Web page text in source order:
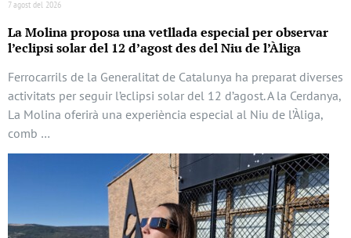
7 agost del 2026
La Molina proposa una vetllada especial per observar
l’eclipsi solar del 12 d’agost des del Niu de l’Àliga
Ferrocarrils de la Generalitat de Catalunya ha preparat diverses
activitats per seguir l’eclipsi solar del 12 d’agost. A la Cerdanya,
La Molina oferirà una experiència especial al Niu de l’Àliga,
comb …